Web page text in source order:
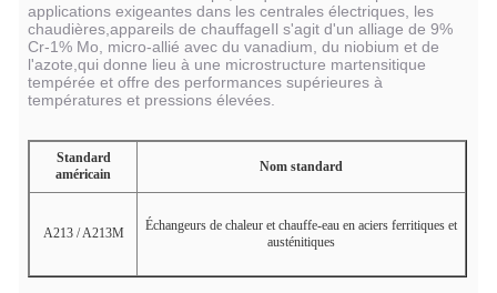
applications exigeantes dans les centrales électriques, les
chaudières,appareils de chauffageIl s'agit d'un alliage de 9%
Cr-1% Mo, micro-allié avec du vanadium, du niobium et de
l'azote,qui donne lieu à une microstructure martensitique
tempérée et offre des performances supérieures à
températures et pressions élevées.
Standard
américain
Nom standard
A213 / A213M
Échangeurs de chaleur et chauffe-eau en aciers ferritiques et
austénitiques